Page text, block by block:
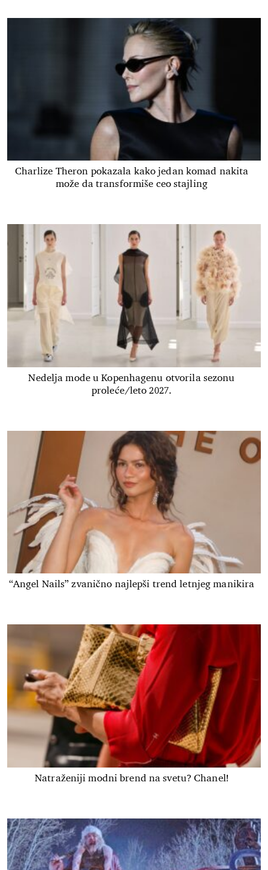
Charlize Theron pokazala kako jedan komad nakita
može da transformiše ceo stajling
Nedelja mode u Kopenhagenu otvorila sezonu
proleće/leto 2027.
“Angel Nails” zvanično najlepši trend letnjeg manikira
Natraženiji modni brend na svetu? Chanel!